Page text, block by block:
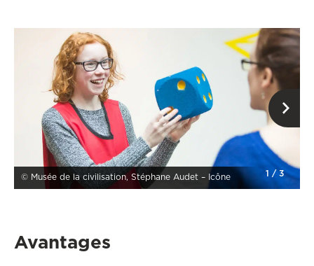
© Musée de la civilisation, Stéphane Audet – Icône 1 /3
Avantages